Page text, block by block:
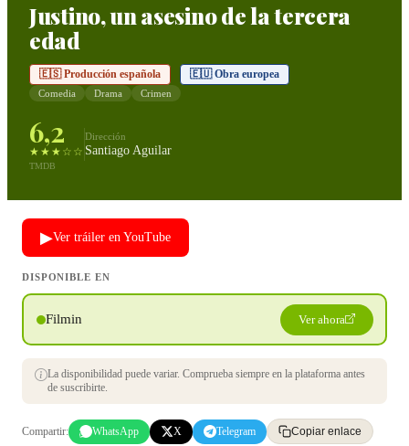
Justino, un asesino de la tercera
edad
🇪🇸 Producción española 🇪🇺 Obra europea
Comedia Drama Crimen
6,2
★★★☆☆
TMDB
Dirección
Santiago Aguilar
▶Ver tráiler en YouTube
DISPONIBLE EN
Filmin Ver ahora
La disponibilidad puede variar. Comprueba siempre en la plataforma antes
de suscribirte.
Compartir: WhatsApp X Telegram Copiar enlace